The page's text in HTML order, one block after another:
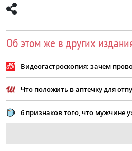
Об этом же в других
Видеогастроскопия: зачем
Что положить в аптечку для
6 признаков того, что мужчине